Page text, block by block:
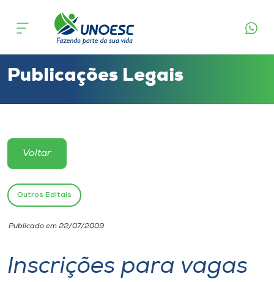
Cursos
Atendimento ao Estudante
Portal de Ensino
Unoesc
Internacionalização
Publicações Legais
Voltar
Outros Editais
Publicado em 22/07/2009
Inscrições para vagas